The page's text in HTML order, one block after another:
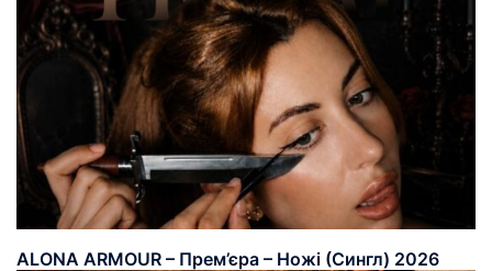
ALONA ARMOUR – Прем’єра – Ножі (Сингл) 2026